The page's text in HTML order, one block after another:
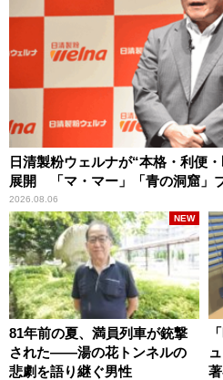
日清製粉ウェルナが“本格・利便
展開 「マ・マー」「青の洞窟」
2026.08.06
81年前の夏、満員列車が銃撃
された――湯の花トンネルの
悲劇を語り継ぐ男性
NEW